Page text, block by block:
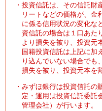
・ 投資信託は、その信託財
リートなどの価格が、金
に係る信用状況の変化な
資信託の場合は１口あた
より損失を被り、投資元
国籍投資信託は上記に加
り込んでいない場合でも
損失を被り、投資元本を
・ みずほ銀行は投資信託の
定・運用は投資信託委託
管理会社）が行います。